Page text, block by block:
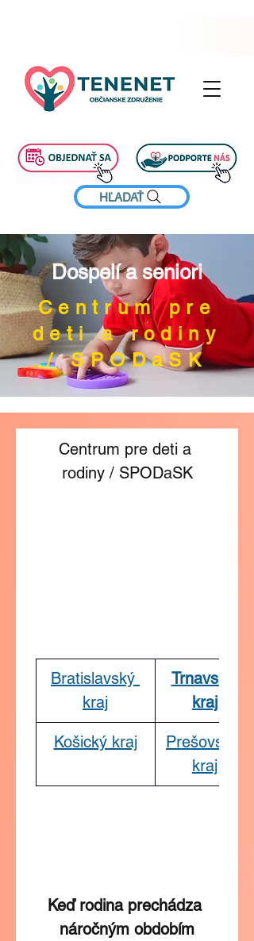
HĽADAŤ
Dospelí a seniori
Centrum pre
deti a rodiny
/ SPODaSK
Centrum pre deti a
rodiny / SPODaSK
Bratislavský
kraj
Trnavský
kraj
Košický kraj
Prešovský
kraj
Keď rodina prechádza
náročným obdobím